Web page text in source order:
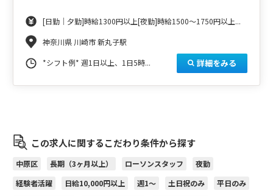
[日勤｜夕勤]時給1300円以上[夜勤]時給1500～1750円以上...
神奈川県 川崎市 新丸子駅
*シフト例* 週1日以上、1日5時... 詳細をみる
この求人に関するこだわり条件から探す
中原区 長期（3ヶ月以上） ローソンスタッフ
夜勤
経験者活躍
日給10,000円以上 週1～ 土日祝のみ
平日のみ